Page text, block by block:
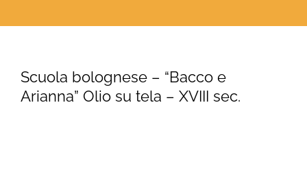
Scuola bolognese – “Bacco e
Arianna” Olio su tela – XVIII sec.